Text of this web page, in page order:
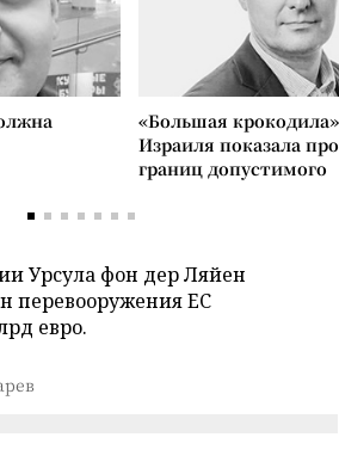
«Большая
Израиля показала
границ допустимого
Урсула фон дер Ляйен
перевооружения ЕС
евро.